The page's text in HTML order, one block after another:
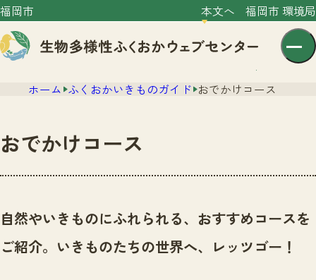
福岡市 本文へ 福岡市 環境局
センター紹介
センター紹介TOP
サイトポリシー
ニュース
いきものガイド
ホーム ふくおかいきものガイド おでかけコース
おでかけコース
自然やいきものにふれられる、おすすめコースを
ご紹介。いきものたちの世界へ、レッツゴー！